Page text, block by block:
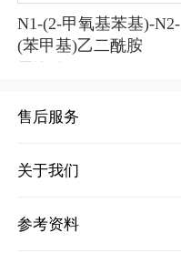
N1-(2-甲氧基苯基)-N2-
(苯甲基)乙二酰胺
售后服务
关于我们
参考资料